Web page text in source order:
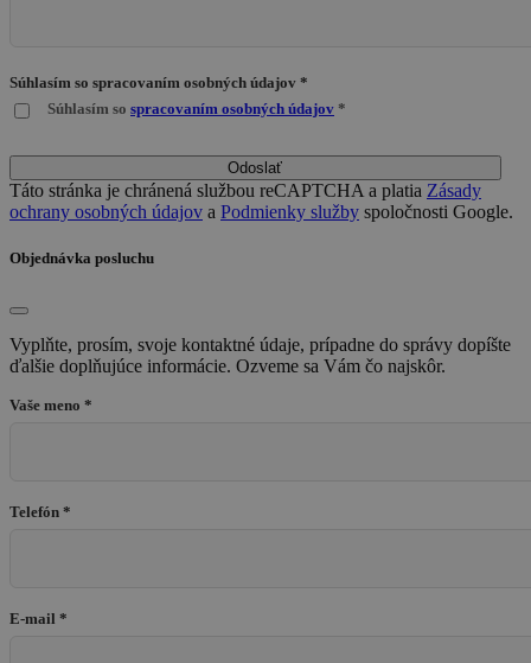
Súhlasím so spracovaním osobných údajov *
Súhlasím so spracovaním osobných údajov *
Odoslať
Táto stránka je chránená službou reCAPTCHA a platia Zásady
ochrany osobných údajov a Podmienky služby spoločnosti Google.
Objednávka posluchu
Vyplňte, prosím, svoje kontaktné údaje, prípadne do správy dopíšte
ďalšie doplňujúce informácie. Ozveme sa Vám čo najskôr.
Vaše meno *
Telefón *
E-mail *